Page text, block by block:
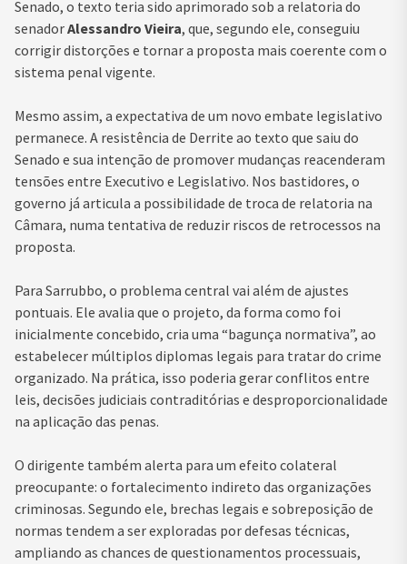
Senado, o texto teria sido aprimorado sob a relatoria do
senadorAlessandro Vieira, que, segundo ele, conseguiu
corrigir distorções e tornar a proposta mais coerente com o
sistema penal vigente.
Mesmo assim, a expectativa de um novo embate legislativo
permanece. A resistência de Derrite ao texto que saiu do
Senado e sua intenção de promover mudanças reacenderam
tensões entre Executivo e Legislativo. Nos bastidores, o
governo já articula a possibilidade de troca de relatoria na
Câmara, numa tentativa de reduzir riscos de retrocessos na
proposta.
Para Sarrubbo, o problema central vai além de ajustes
pontuais. Ele avalia que o projeto, da forma como foi
inicialmente concebido, cria uma “bagunça normativa”, ao
estabelecer múltiplos diplomas legais para tratar do crime
organizado. Na prática, isso poderia gerar conflitos entre
leis, decisões judiciais contraditórias e desproporcionalidade
na aplicação das penas.
O dirigente também alerta para um efeito colateral
preocupante: o fortalecimento indireto das organizações
criminosas. Segundo ele, brechas legais e sobreposição de
normas tendem a ser exploradas por defesas técnicas,
ampliando as chances de questionamentos processuais,